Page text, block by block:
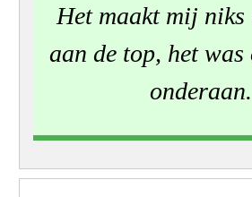
Het maakt mij
aan de top, het was
onderaan.